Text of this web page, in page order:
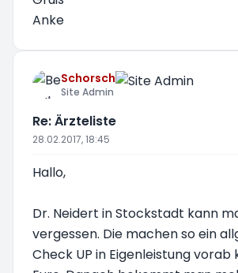
Anke
Schorsch
Site Admin
Re: Ärzteliste
28.02.2017, 18:45
Hallo,
Dr. Neidert in Stockstadt kann
vergessen. Die machen so ein
Check UP in Eigenleistung vorab